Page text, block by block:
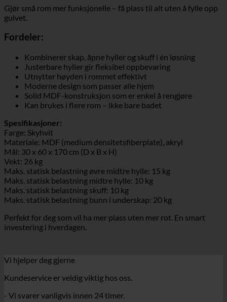
Gjør små rom mer funksjonelle – få plass til alt uten å fylle opp
gulvet.
Fordeler:
Kombinerer skap, åpne hyller og skuff i én løsning
Justerbare hyller gir fleksibel oppbevaring
Utnytter høyden i rommet effektivt
Moderne design som passer alle hjem
Solid MDF-konstruksjon som er enkel å rengjøre
Kan brukes i flere rom – ikke bare badet
Spesifikasjoner:
Farge: Skyhvit
Materiale: MDF (medium densitetsfiberplate), akryl
Mål: 30 x 60 x 170 cm (D x B x H)
Vekt: 26 kg
Maks. statisk belastning øvre midtre hylle: 15 kg
Maks. statisk belastning midtre hylle: 10 kg
Maks. statisk belastning skuff: 10 kg
Maks. statisk belastning bunn i underskap: 20 kg
Perfekt for deg som vil ha mer plass uten mer rot. En smart
investering i hverdagen.
Vi hjelper deg gjerne
Kundeservice er veldig viktig hos oss.
- Vi svarer vanligvis innen 24 timer.